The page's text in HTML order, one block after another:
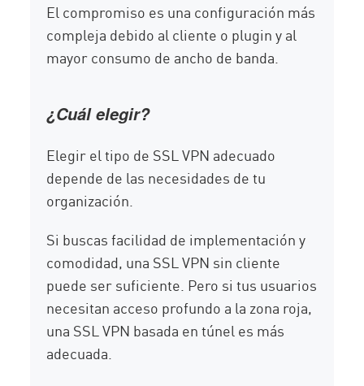
El compromiso es una configuración más
compleja debido al cliente o plugin y al
mayor consumo de ancho de banda.
¿Cuál elegir?
Elegir el tipo de SSL VPN adecuado
depende de las necesidades de tu
organización.
Si buscas facilidad de implementación y
comodidad, una SSL VPN sin cliente
puede ser suficiente. Pero si tus usuarios
necesitan acceso profundo a la zona roja,
una SSL VPN basada en túnel es más
adecuada.